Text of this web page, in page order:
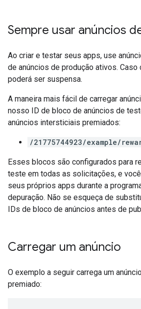
Sempre usar anúncios
Ao criar e testar seus apps, use
de anúncios de produção ativos. Caso
poderá ser suspensa.
A maneira mais fácil de carregar
nosso ID de bloco de anúncios de
anúncios intersticiais premiados:
/21775744923/example/
Esses blocos são configurados para
teste em todas as solicitações, e
seus próprios apps durante a
depuração. Não se esqueça de
IDs de bloco de anúncios antes de
Carregar um anúncio
O exemplo a seguir carrega um
premiado: